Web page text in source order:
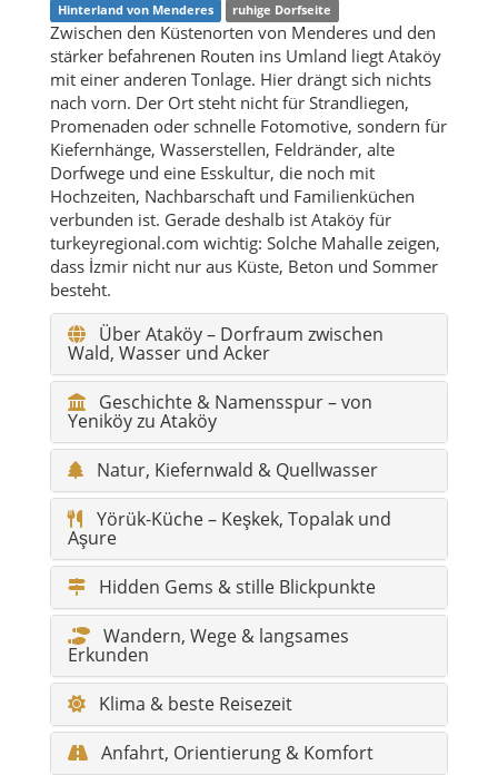
Hinterland von Menderes
ruhige Dorfseite
Zwischen den Küstenorten von Menderes und den
stärker befahrenen Routen ins Umland liegt Ataköy
mit einer anderen Tonlage. Hier drängt sich nichts
nach vorn. Der Ort steht nicht für Strandliegen,
Promenaden oder schnelle Fotomotive, sondern für
Kiefernhänge, Wasserstellen, Feldränder, alte
Dorfwege und eine Esskultur, die noch mit
Hochzeiten, Nachbarschaft und Familienküchen
verbunden ist. Gerade deshalb ist Ataköy für
turkeyregional.com wichtig: Solche Mahalle zeigen,
dass İzmir nicht nur aus Küste, Beton und Sommer
besteht.
Über Ataköy – Dorfraum zwischen
Wald, Wasser und Acker
Geschichte & Namensspur – von
Yeniköy zu Ataköy
Natur, Kiefernwald & Quellwasser
Yörük-Küche – Keşkek, Topalak und
Aşure
Hidden Gems & stille Blickpunkte
Wandern, Wege & langsames
Erkunden
Klima & beste Reisezeit
Anfahrt, Orientierung & Komfort